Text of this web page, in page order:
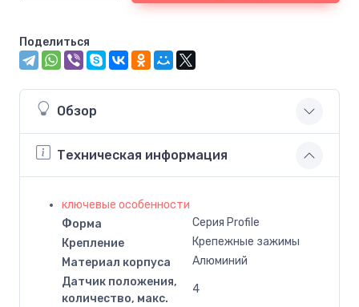
Поделиться
Обзор
Техническая информация
ключевые особенности
Форма
Серия Profile
Крепление
Крепежные зажимы
Материал корпуса
Алюминий
Датчик положения,
количество, макс.
4